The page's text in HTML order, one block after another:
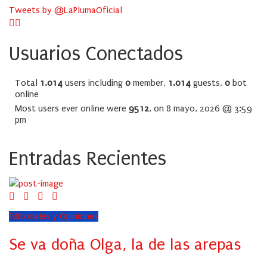
Tweets by @LaPlumaOficial
Usuarios Conectados
Total 1.014 users including 0 member, 1.014 guests, 0 bot
online
Most users ever online were 9512, on 8 mayo, 2026 @ 3:59
pm
Entradas Recientes
Editoriales y Opiniones
Se va doña Olga, la de las arepas